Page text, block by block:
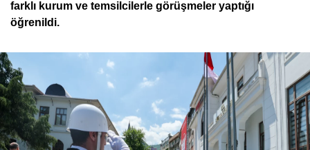
farklı kurum ve temsilcilerle görüşmeler yaptığı
öğrenildi.